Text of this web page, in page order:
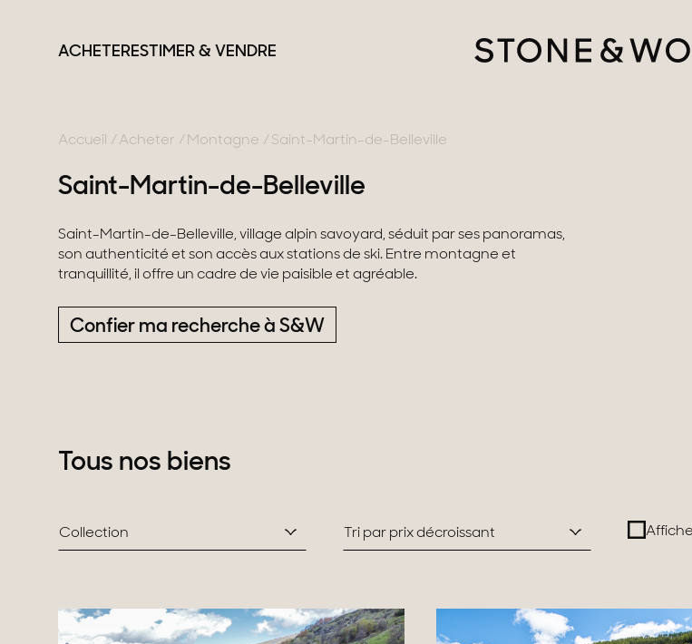
ACHETERESTIMER & VENDRE
Lac d'Annecy
Pays de Gex
Montagne
Genève
Alpes Suisses
Propriétés de caractère
Appartements
Chalets
Accueil Acheter Montagne Saint-Martin-de-Belleville
Saint-Martin-de-Belleville
Saint-Martin-de-Belleville, village alpin savoyard, séduit par ses panoramas,
son authenticité et son accès aux stations de ski. Entre montagne et
tranquillité, il offre un cadre de vie paisible et agréable.
Confier ma recherche à S&W
Tous nos biens
Collection Tri par prix décroissant